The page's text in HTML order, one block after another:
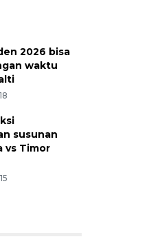
2026 bisa
waktu
susunan
vs Timor